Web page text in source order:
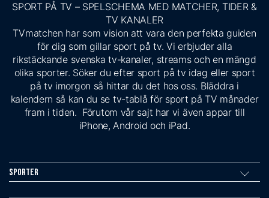
SPORT PÅ TV – SPELSCHEMA MED MATCHER, TIDER &
TV KANALER
TVmatchen har som vision att vara den perfekta guiden
för dig som gillar sport på tv. Vi erbjuder alla
rikstäckande svenska tv-kanaler, streams och en mängd
olika sporter. Söker du efter sport på tv idag eller sport
på tv imorgon så hittar du det hos oss. Bläddra i
kalendern så kan du se tv-tablå för sport på TV månader
fram i tiden. Förutom vår sajt har vi även appar till
iPhone, Android och iPad.
Sporter